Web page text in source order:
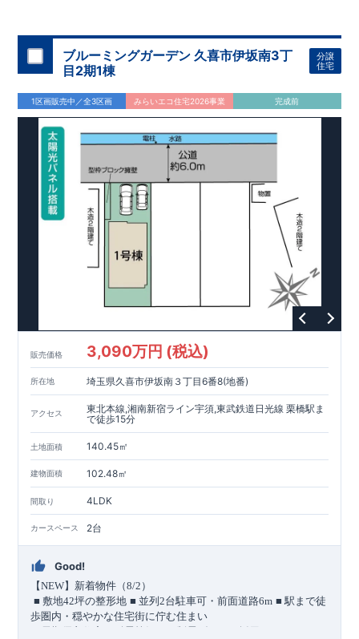
物件のおすすめポイント
耐震、制震に優れた【ダンパー】採用！
たっぷり収納の【ウ
スキップ】
マルチスキップを明るく照らす【吹抜採用】
雨の日も安心な【屋根下バックヤード】
号棟、雨の日でも安心できる【インナーバルコニー】
来客時には客間にもなる【
便利な和室
アウトドア用品やベビーカーの収納に便利な【
動棚付き
東栄住宅の家づくりへのこだわり ■『長期優良住宅』取得!
詳しくはクリック
つの技術基準をクリアしてい
・住宅ローン減税、固定資産税などの税制優遇を受けら
・中古市場でも、長期優良住宅が有利に働きます。
住宅性能評価ダブル取得!
・『設計』住
宅性能評価‥‥建物設計段階で、国が認めた第三者機関が評価し
・『建設』住宅性能評価‥‥評価を受けた図面通り
回チェックが行われま
・図面や書類上だけでなく、「現場の施工状況」を検査し
た上で、品質を保証しております。 ■全棟自社一貫体制!
様の安心に繋がります。 ・設計、施工、営業が協力しあい、ベ
ストプランをご提供いたします。 ・不要な中間マージンを抑え
る事で、コストダウンに努めております。
中! ・現地ご見学予約受付中◎ 平日やお仕事終わりのご案内も
可能です
ご希望のお客様は一度ご連絡ください！
ージに載っていない詳しい内容や、資金計画のご相談、ご質問
等がございましたらお気軽にご連絡下さい。
東栄住宅 岡崎営業所
スマートフォンで見やすい特設サイトはこちら
https://www.e-blooming.com/bukken/83876008/
ブルーミングガーデン 久喜市伊坂南3丁
目2期1棟
分譲
住宅
1区画販売中／全3区画 みらいエコ住宅2026事業 完成前
販売価格 3,090万円 (税込)
所在地 埼玉県久喜市伊坂南３丁目6番8(地番)
アクセス
東北本線,湘南新宿ライン宇須,東武鉄道日光線 栗橋駅ま
で徒歩15分
土地面積 140.45㎡
建物面積 102.48㎡
間取り 4LDK
カースペース 2台
Good!
【NEW】新着物件（8/2 ）
​■敷地42坪の整形地 ​■並列2台駐車可・前面道路6m ​■駅まで徒
歩圏内・穏やかな住宅街に佇む住まい
＜長期優良住宅／耐震等級３・制震ダンパー採用＞